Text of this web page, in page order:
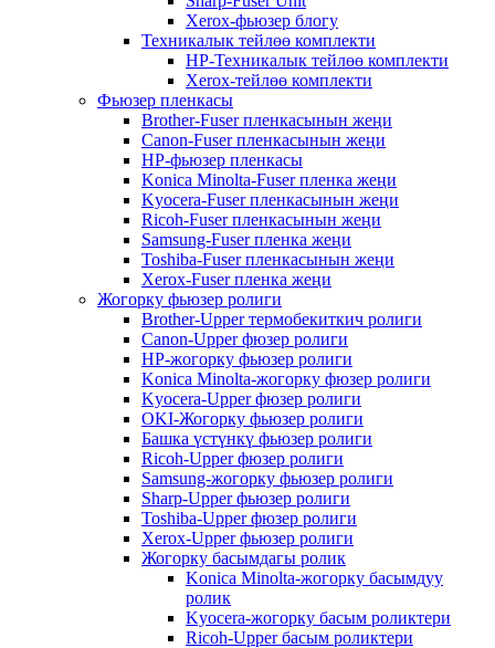
Xerox-фьюзер блогу
Техникалык тейлөө комплекти
HP-Техникалык тейлөө комплекти
Xerox-тейлөө комплекти
Фьюзер пленкасы
Brother-Fuser пленкасынын жеңи
Canon-Fuser пленкасынын жеңи
HP-фьюзер пленкасы
Konica Minolta-Fuser пленка жеңи
Kyocera-Fuser пленкасынын жеңи
Ricoh-Fuser пленкасынын жеңи
Samsung-Fuser пленка жеңи
Toshiba-Fuser пленкасынын жеңи
Xerox-Fuser пленка жеңи
Жогорку фьюзер ролиги
Brother-Upper термобекиткич ролиги
Canon-Upper фюзер ролиги
HP-жогорку фьюзер ролиги
Konica Minolta-жогорку фюзер ролиги
Kyocera-Upper фюзер ролиги
OKI-Жогорку фьюзер ролиги
Башка үстүнкү фьюзер ролиги
Ricoh-Upper фюзер ролиги
Samsung-жогорку фьюзер ролиги
Sharp-Upper фьюзер ролиги
Toshiba-Upper фюзер ролиги
Xerox-Upper фьюзер ролиги
Жогорку басымдагы ролик
Konica Minolta-жогорку басымдуу
ролик
Kyocera-жогорку басым роликтери
Ricoh-Upper басым роликтери